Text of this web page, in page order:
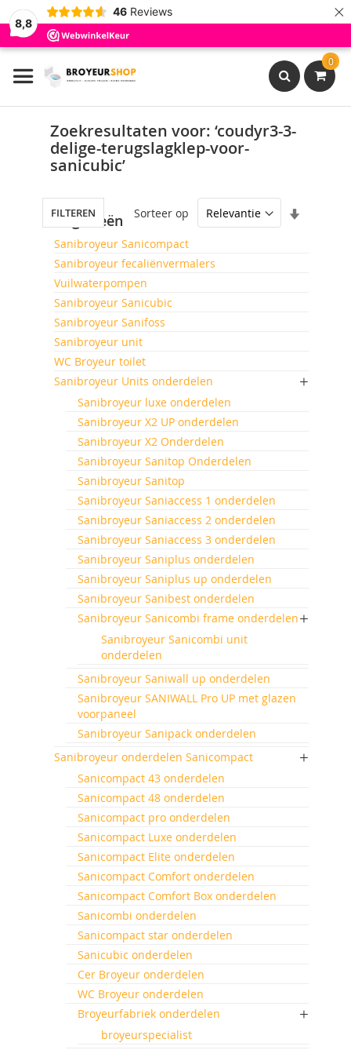
8,8
46 Reviews ×
Ga
naar
de
0
Search
Zoekresultaten voor: ‘coudyr3-3-
delige-terugslagklep-voor-
sanicubic’
Sorteer op
FILTEREN
Categorieën
Sanibroyeur Sanicompact
Sanibroyeur fecaliënvermalers
Vuilwaterpompen
Sanibroyeur Sanicubic
Sanibroyeur Sanifoss
Sanibroyeur unit
WC Broyeur toilet
Sanibroyeur Units onderdelen
Sanibroyeur luxe onderdelen
Sanibroyeur X2 UP onderdelen
Sanibroyeur X2 Onderdelen
Sanibroyeur Sanitop Onderdelen
Sanibroyeur Sanitop
Sanibroyeur Saniaccess 1 onderdelen
Sanibroyeur Saniaccess 2 onderdelen
Sanibroyeur Saniaccess 3 onderdelen
Sanibroyeur Saniplus onderdelen
Sanibroyeur Saniplus up onderdelen
Sanibroyeur Sanibest onderdelen
Sanibroyeur Sanicombi frame onderdelen
Sanibroyeur Sanicombi unit
onderdelen
Sanibroyeur Saniwall up onderdelen
Sanibroyeur SANIWALL Pro UP met glazen
voorpaneel
Sanibroyeur Sanipack onderdelen
Sanibroyeur onderdelen Sanicompact
Sanicompact 43 onderdelen
Sanicompact 48 onderdelen
Sanicompact pro onderdelen
Sanicompact Luxe onderdelen
Sanicompact Elite onderdelen
Sanicompact Comfort onderdelen
Sanicompact Comfort Box onderdelen
Sanicombi onderdelen
Sanicompact star onderdelen
Sanicubic onderdelen
Cer Broyeur onderdelen
WC Broyeur onderdelen
Broyeurfabriek onderdelen
broyeurspecialist